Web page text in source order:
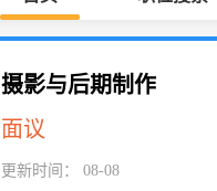
摄影与后期制作
面议
更新时间： 08-08